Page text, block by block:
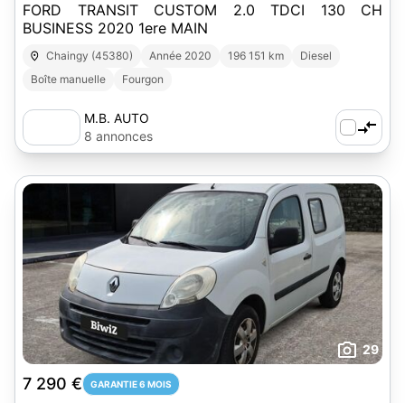
FORD TRANSIT CUSTOM 2.0 TDCI 130 CH
BUSINESS 2020 1ere MAIN
Chaingy (45380) Année 2020 196 151 km
Diesel
Boîte manuelle
Fourgon
M.B. AUTO
8 annonces
29
7 290 € GARANTIE 6 MOIS